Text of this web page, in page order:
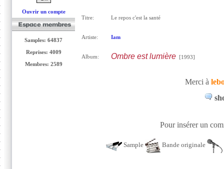
Ouvrir un compte
Samples: 64837
Reprises: 4009
Membres: 2589
Titre: Le repos c'est la santé
Artiste: Iam
Album: Ombre est lumière[1993]
Merci à
Pour insérer un
Sample Bande originale